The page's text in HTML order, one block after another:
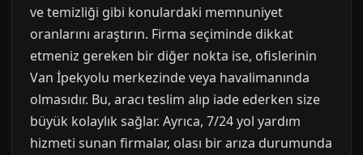
ve temizliği gibi konulardaki memnuniyet
oranlarını araştırın. Firma seçiminde dikkat
etmeniz gereken bir diğer nokta ise, ofislerinin
Van İpekyolu merkezinde veya havalimanında
olmasıdır. Bu, aracı teslim alıp iade ederken size
büyük kolaylık sağlar. Ayrıca, 7/24 yol yardım
hizmeti sunan firmalar, olası bir arıza durumunda